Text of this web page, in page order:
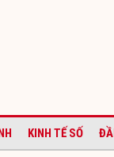
KINH TẾ SỐ